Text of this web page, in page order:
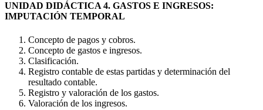
UNIDAD DIDÁCTICA 4. GASTOS E INGRESOS:
IMPUTACIÓN TEMPORAL
Concepto de pagos y cobros.
Concepto de gastos e ingresos.
Clasificación.
Registro contable de estas partidas y determinación del
resultado contable.
Registro y valoración de los gastos.
Valoración de los ingresos.